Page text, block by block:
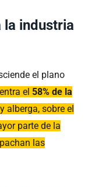
la industria
el plano
el 58% de la
y alberga, sobre el
parte de la
las